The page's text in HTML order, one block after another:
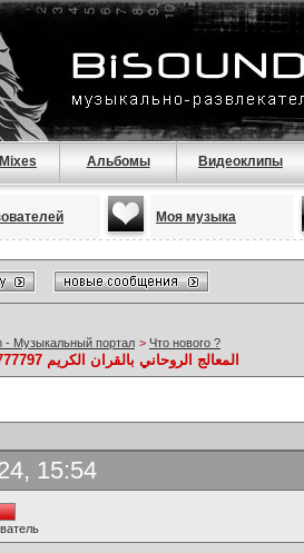
Альбомы Видеоклипы
Моя музыка
- Музыкальный портал > Что нового ?
المعالج الروحاني بالقران الكريم 004917637777797
15:54